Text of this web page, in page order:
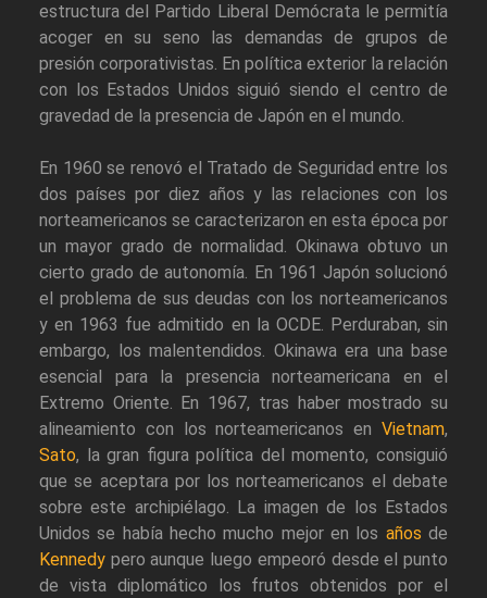
estructura del Partido Liberal Demócrata le permitía
acoger en su seno las demandas de grupos de
presión corporativistas. En política exterior la relación
con los Estados Unidos siguió siendo el centro de
gravedad de la presencia de Japón en el mundo.
En 1960 se renovó el Tratado de Seguridad entre los
dos países por diez años y las relaciones con los
norteamericanos se caracterizaron en esta época por
un mayor grado de normalidad. Okinawa obtuvo un
cierto grado de autonomía. En 1961 Japón solucionó
el problema de sus deudas con los norteamericanos
y en 1963 fue admitido en la OCDE. Perduraban, sin
embargo, los malentendidos. Okinawa era una base
esencial para la presencia norteamericana en el
Extremo Oriente. En 1967, tras haber mostrado su
alineamiento con los norteamericanos en Vietnam,
Sato, la gran figura política del momento, consiguió
que se aceptara por los norteamericanos el debate
sobre este archipiélago. La imagen de los Estados
Unidos se había hecho mucho mejor en los años de
Kennedy pero aunque luego empeoró desde el punto
de vista diplomático los frutos obtenidos por el